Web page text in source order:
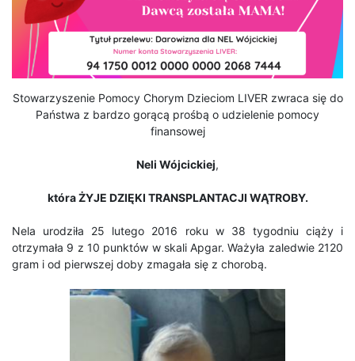
Stowarzyszenie Pomocy Chorym Dzieciom LIVER zwraca się do
Państwa z bardzo gorącą prośbą o udzielenie pomocy
finansowej
Neli Wójcickiej,
która ŻYJE DZIĘKI TRANSPLANTACJI WĄTROBY.
Nela urodziła 25 lutego 2016 roku w 38 tygodniu ciąży i
otrzymała 9 z 10 punktów w skali Apgar. Ważyła zaledwie 2120
gram i od pierwszej doby zmagała się z chorobą.